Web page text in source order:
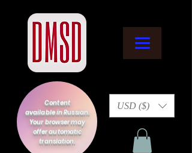
Content
available in Russian.
Your browser may
offer automatic
translation.
USD ($)